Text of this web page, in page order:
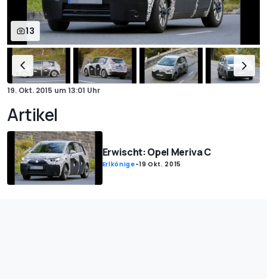
13
19. Okt. 2015 um13:01 Uhr
Artikel
Erwischt: Opel Meriva C
Erlkönige-19 Okt. 2015